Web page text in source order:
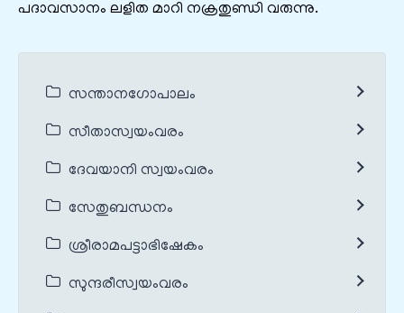
പദാവസാനം ലളിത മാറി നക്രതുണ്ഡി വരുന്നു.
സന്താനഗോപാലം
സീതാസ്വയംവരം
ദേവയാനി സ്വയംവരം
സേതുബന്ധനം
ശ്രീരാമപട്ടാഭിഷേകം
സുന്ദരീസ്വയംവരം